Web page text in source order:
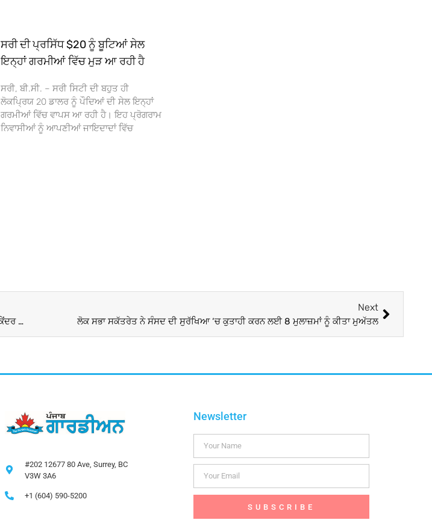
ਸਰੀ ਦੀ ਪ੍ਰਸਿੱਧ $20 ਨੂੰ ਬੂਟਿਆਂ ਸੇਲ
ਇਨ੍ਹਾਂ ਗਰਮੀਆਂ ਵਿੱਚ ਮੁੜ ਆ ਰਹੀ ਹੈ
ਸਰੀ, ਬੀ.ਸੀ. – ਸਰੀ ਸਿਟੀ ਦੀ ਬਹੁਤ ਹੀ
ਲੋਕਪ੍ਰਿਯ 20 ਡਾਲਰ ਨੂੰ ਪੌਦਿਆਂ ਦੀ ਸੇਲ ਇਨ੍ਹਾਂ
ਗਰਮੀਆਂ ਵਿੱਚ ਵਾਪਸ ਆ ਰਹੀ ਹੈ। ਇਹ ਪ੍ਰੋਗਰਾਮ
ਨਿਵਾਸੀਆਂ ਨੂੰ ਆਪਣੀਆਂ ਜਾਇਦਾਦਾਂ ਵਿੱਚ
Indian Fishermen : ਸ੍ਰੀਲੰਕਾ ਨੇ ਛੇ ਭਾਰਤੀ ਮਛੇਰਿਆਂ ਨੂੰ ਹਿਰਾਸਤ ‘ਚ ਲਿਆ, ਤਾਮਿਲਨਾਡੂ ਦੇ ਨਾਲ ਕੇਂਦਰ ਸਰਕਾਰ ਲਈ ਵੀ ਬਣਿਆਂ ਚਿੰਤਾ ਦਾ ਵਿਸ਼ਾ
Next
ਲੋਕ ਸਭਾ ਸਕੱਤਰੇਤ ਨੇ ਸੰਸਦ ਦੀ ਸੁਰੱਖਿਆ ‘ਚ ਕੁਤਾਹੀ ਕਰਨ ਲਈ 8 ਮੁਲਾਜ਼ਮਾਂ ਨੂੰ ਕੀਤਾ ਮੁਅੱਤਲ
#202 12677 80 Ave, Surrey, BC
V3W 3A6
+1 (604) 590-5200
Newsletter
SUBSCRIBE